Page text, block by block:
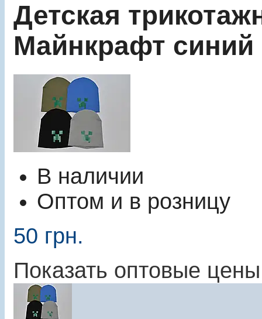
Детская
Майнкрафт синий
В наличии
Оптом и в розницу
50 грн.
Показать оптовые цены